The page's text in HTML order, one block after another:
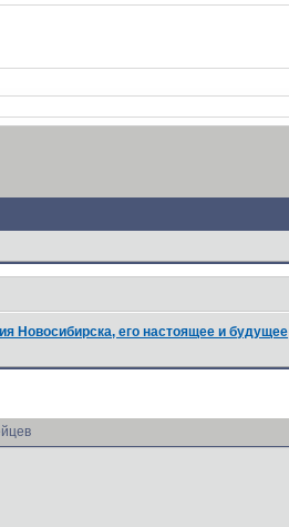
Новосибирска, его настоящее и будущее